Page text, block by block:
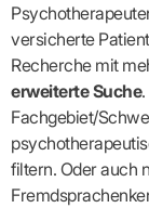
versicherte
Recherche mit
erweiterte Suche
Fachgebiet/
filtern. Oder auch